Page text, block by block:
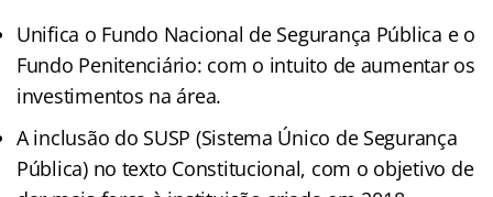
Unifica o Fundo Nacional de Segurança Pública e o
Fundo Penitenciário: com o intuito de aumentar os
investimentos na área.
A inclusão do SUSP (Sistema Único de Segurança
Pública) no texto Constitucional, com o objetivo de